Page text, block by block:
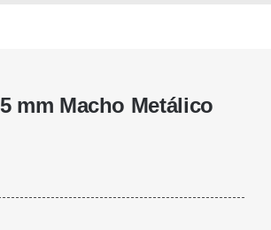
mm Macho Metálico